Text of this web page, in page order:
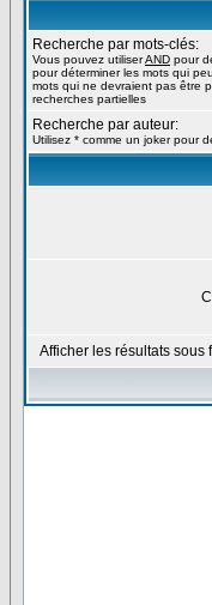
Recherche par mots-clés:
Vous pouvez utiliserAND pour
pour déterminer les mots qui
mots qui ne devraient pas être
recherches partielles
Recherche par auteur:
Utilisez * comme un joker pour
Afficher les résultats sous